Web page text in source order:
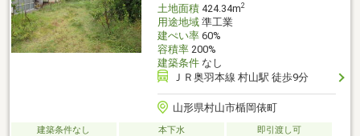
土地面積424.34m2
用途地域準工業
建ぺい率60%
容積率200%
建築条件なし
ＪＲ奥羽本線 村山駅 徒歩9分
山形県村山市楯岡俵町
建築条件なし 本下水 即引渡し可